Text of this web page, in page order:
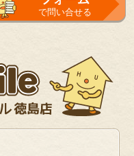
で問い合せる